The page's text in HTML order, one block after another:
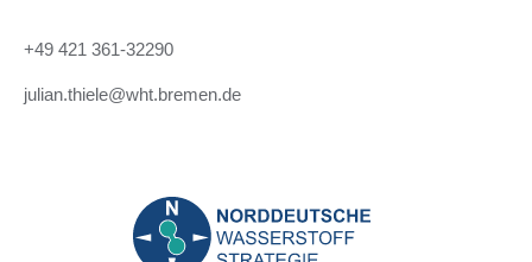
+49 421 361-32290
julian.thiele@wht.bremen.de